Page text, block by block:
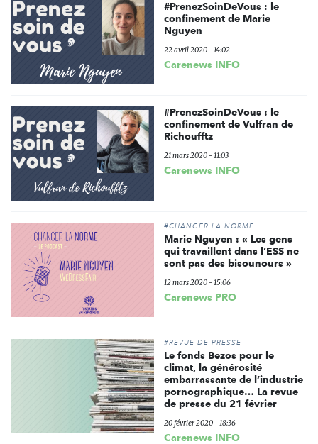
#PrenezSoinDeVous : le
confinement de Marie
Nguyen
22 avril 2020 - 14:02
Carenews INFO
#PrenezSoinDeVous : le
confinement de Vulfran de
Richoufftz
21 mars 2020 - 11:03
Carenews INFO
#CHANGER LA NORME
Marie Nguyen : « Les gens
qui travaillent dans l’ESS ne
sont pas des bisounours »
12 mars 2020 - 15:06
Carenews PRO
#REVUE DE PRESSE
Le fonds Bezos pour le
climat, la générosité
embarrassante de l’industrie
pornographique… La revue
de presse du 21 février
20 février 2020 - 18:36
Carenews INFO